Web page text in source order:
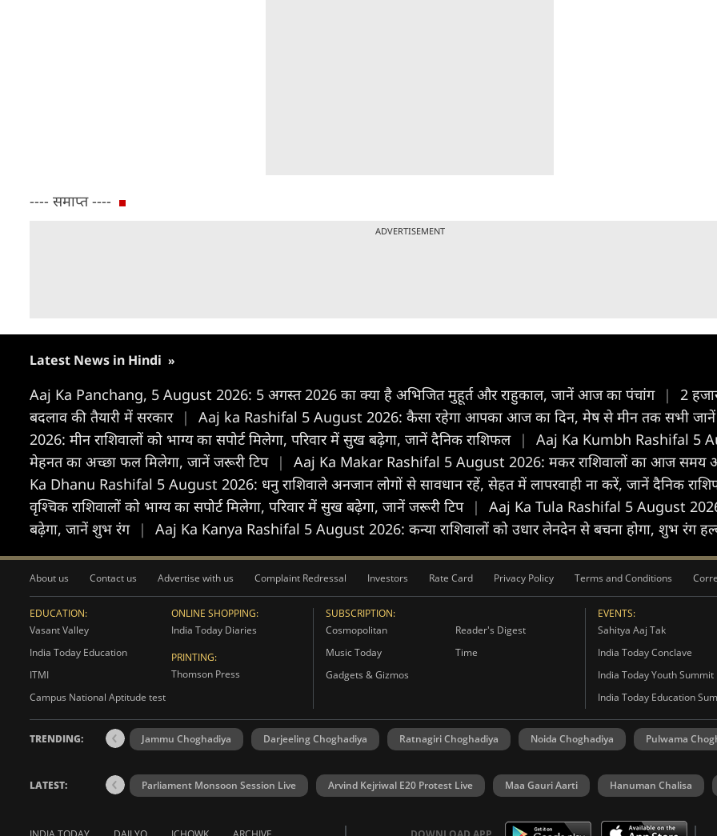
---- समाप्त ----
ADVERTISEMENT
Latest News in Hindi »
Aaj Ka Panchang, 5 August 2026: 5 अगस्त 2026 का क्या है अभिजित मुहूर्त और राहुकाल, जानें आज का पंचांग |
2
बदलाव की तैयारी में सरकार | Aaj ka Rashifal 5 August 2026: कैसा रहेगा आपका आज का द‍िन, मेष से मीन तक सभी
2026: मीन राशिवालों को भाग्य का सपोर्ट मिलेगा, परिवार में सुख बढ़ेगा, जानें दैनिक राशिफल |
Aaj Ka Kumbh Rashifal 5
मेहनत का अच्छा फल मिलेगा, जानें जरूरी टिप | Aaj Ka Makar Rashifal 5 August 2026: मकर राशिवालों का आज समय
Ka Dhanu Rashifal 5 August 2026: धनु राशिवाले अनजान लोगों से सावधान रहें, सेहत में लापरवाही ना करें, जानें दैनिक
वृश्चिक राशिवालों को भाग्य का सपोर्ट मिलेगा, परिवार में सुख बढ़ेगा, जानें जरूरी टिप |
Aaj Ka Tula Rashifal 5 August 2026:
बढ़ेगा, जानें शुभ रंग | Aaj Ka Kanya Rashifal 5 August 2026: कन्या राशिवालों को उधार लेनदेन से बचना होगा, शुभ रंग
About us Contact us Advertise with us Complaint Redressal Investors Rate Card Privacy Policy Terms and Conditions
EDUCATION:
Vasant Valley
India Today Education
ITMI
Campus National Aptitude test
ONLINE SHOPPING:
India Today Diaries
PRINTING:
Thomson Press
SUBSCRIPTION:
Cosmopolitan
Reader's Digest
Music Today
Time
Gadgets & Gizmos
EVENTS:
Sahitya Aaj Tak
India Today Conclave
India Today Youth Summit
India Today Education
TRENDING: Jammu Choghadiya Darjeeling Choghadiya Ratnagiri Choghadiya Noida Choghadiya Pulwama
LATEST: Parliament Monsoon Session Live Arvind Kejriwal E20 Protest Live Maa Gauri Aarti Hanuman Chalisa